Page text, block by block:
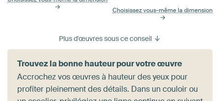
Choisissez vous-même la dimension
Plus d'œuvres sous ce conseil
Trouvez la bonne hauteur pour votre œuvre
Accrochez vos œuvres à hauteur des yeux pour
profiter pleinement des détails. Dans un couloir ou